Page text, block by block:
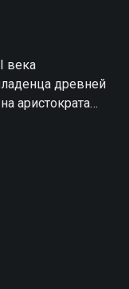
века
древней
аристократа
Стремясь
но
Радость жизни
хорошем HD